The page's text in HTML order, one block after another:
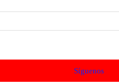
Síguenos